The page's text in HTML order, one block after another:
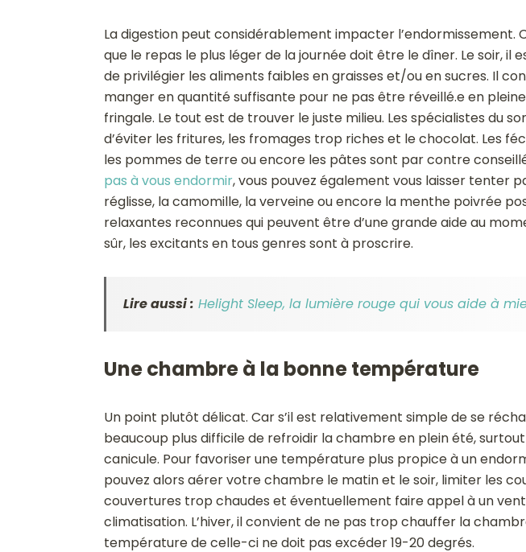
La digestion peut considérablement impacter l’endormissement.
que le repas le plus léger de la journée doit être le dîner. Le soir, il
de privilégier les aliments faibles en graisses et/ou en sucres. Il
manger en quantité suffisante pour ne pas être réveillé.e en
fringale. Le tout est de trouver le juste milieu. Les spécialistes du
d’éviter les fritures, les fromages trop riches et le chocolat. Les
les pommes de terre ou encore les pâtes sont par contre
pas à vous endormir, vous pouvez également vous laisser tenter
réglisse, la camomille, la verveine ou encore la menthe poivrée
relaxantes reconnues qui peuvent être d’une grande aide au
sûr, les excitants en tous genres sont à proscrire.
Lire aussi : Helight Sleep, la lumière rouge qui vous aide à
Une chambre à la bonne température
Un point plutôt délicat. Car s’il est relativement simple de se
beaucoup plus difficile de refroidir la chambre en plein été,
canicule. Pour favoriser une température plus propice à un
pouvez alors aérer votre chambre le matin et le soir, limiter les
couvertures trop chaudes et éventuellement faire appel à un
climatisation. L’hiver, il convient de ne pas trop chauffer la
température de celle-ci ne doit pas excéder 19-20 degrés.